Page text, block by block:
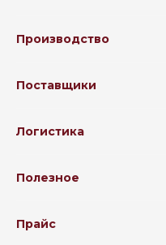
Производство
Поставщики
Логистика
Полезное
Прайс